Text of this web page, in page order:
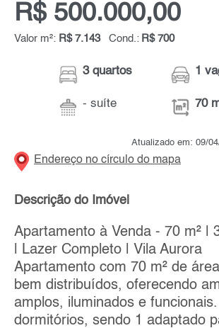
R$ 500.000,00
Valor m²: R$ 7.143 Cond.: R$ 700
3 quartos
- suíte
1
70
Atualizado em: 09/
Endereço no círculo do mapa
Descrição do Imóvel
Apartamento à Venda - 70 m² |
| Lazer Completo | Vila Aurora
Apartamento com 70 m² de
bem distribuídos, oferecendo
amplos, iluminados e
dormitórios, sendo 1 adaptado